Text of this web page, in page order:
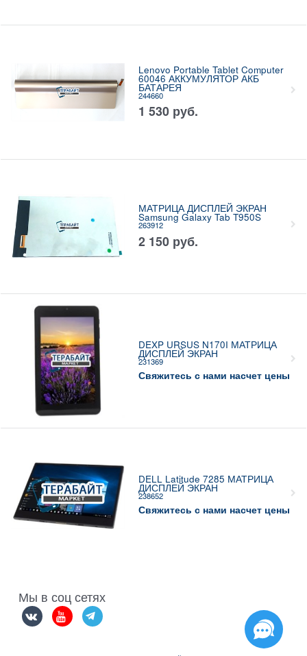
Lenovo Portable Tablet Computer
60046 АККУМУЛЯТОР АКБ
БАТАРЕЯ
244660
1 530 руб.
МАТРИЦА ДИСПЛЕЙ ЭКРАН
Samsung Galaxy Tab T950S
263912
2 150 руб.
DEXP URSUS N170I МАТРИЦА
ДИСПЛЕЙ ЭКРАН
231369
Свяжитесь с нами насчет цены
DELL Latitude 7285 МАТРИЦА
ДИСПЛЕЙ ЭКРАН
238652
Свяжитесь с нами насчет цены
Мы в соц сетях